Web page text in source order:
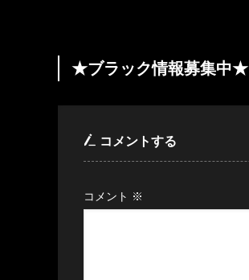
★ブラック情報募集中★
コメントする
コメント ※